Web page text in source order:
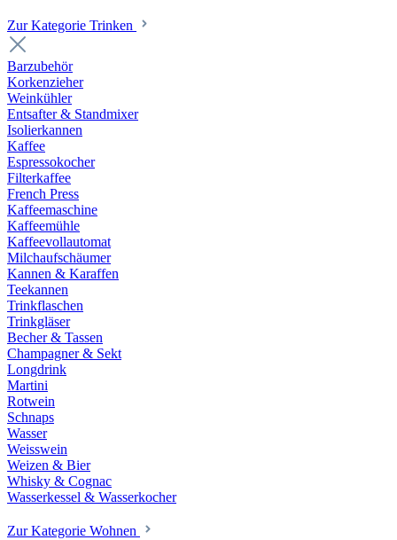
Zur Kategorie Trinken
Barzubehör
Korkenzieher
Weinkühler
Entsafter & Standmixer
Isolierkannen
Kaffee
Espressokocher
Filterkaffee
French Press
Kaffeemaschine
Kaffeemühle
Kaffeevollautomat
Milchaufschäumer
Kannen & Karaffen
Teekannen
Trinkflaschen
Trinkgläser
Becher & Tassen
Champagner & Sekt
Longdrink
Martini
Rotwein
Schnaps
Wasser
Weisswein
Weizen & Bier
Whisky & Cognac
Wasserkessel & Wasserkocher
Zur Kategorie Wohnen